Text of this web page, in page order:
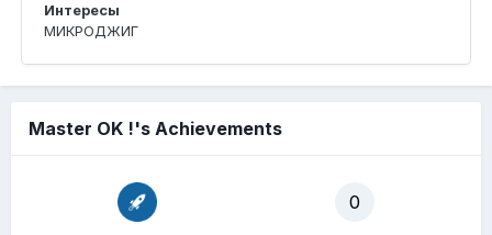
Интересы
МИКРОДЖИГ
Master OK !'s Achievements
0